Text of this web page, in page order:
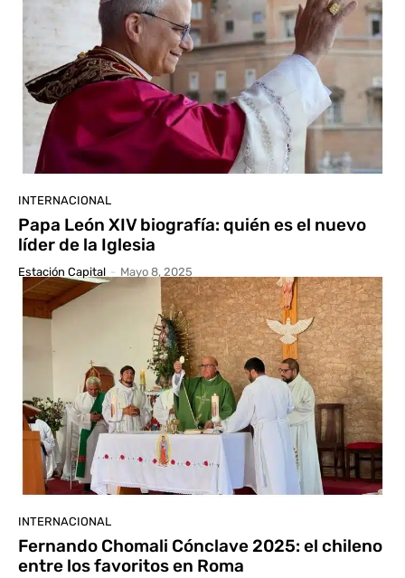
INTERNACIONAL
Papa León XIV biografía: quién es el nuevo
líder de la Iglesia
Estación Capital - Mayo 8, 2025
INTERNACIONAL
Fernando Chomali Cónclave 2025: el chileno
entre los favoritos en Roma